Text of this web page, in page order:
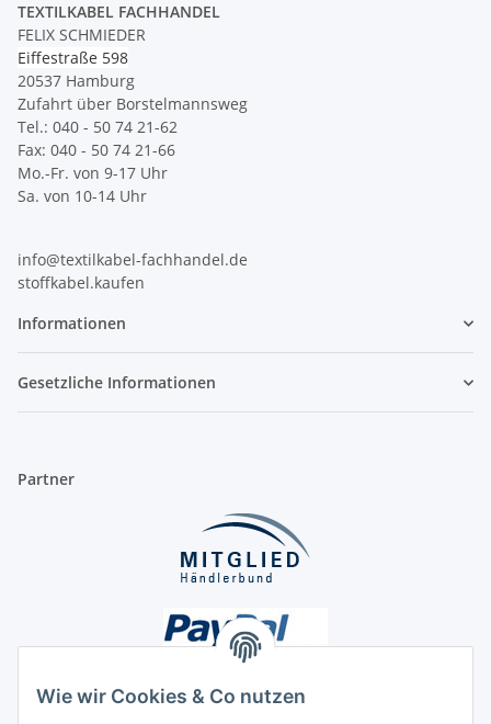
Wie wir Cookies & Co nutzen
TEXTILKABEL FACHHANDEL
FELIX SCHMIEDER
Eiffestraße 598
20537 Hamburg
Zufahrt über Borstelmannsweg
Tel.: 040 - 50 74 21-62
Fax: 040 - 50 74 21-66
Mo.-Fr. von 9-17 Uhr
Sa. von 10-14 Uhr
info@textilkabel-fachhandel.de
stoffkabel.kaufen
Informationen
Gesetzliche Informationen
Partner